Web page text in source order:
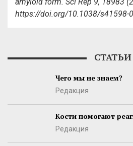
https://doi.org/10.1038/s41598-
СТАТЬИ
Чего мы не знаем?
Редакция
Кости помогают
Редакция